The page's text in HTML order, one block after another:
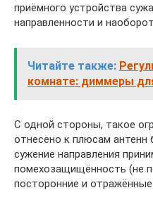
приёмного устройства
направленности и
Читайте также:
комнате: диммеры
С одной стороны, такое
отнесено к плюсам антенн
сужение направления
помехозащищённость (не
посторонние и отражённые